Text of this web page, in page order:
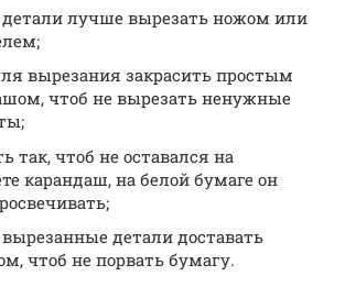
лучше вырезать ножом или
вырезания закрасить простым
чтоб не вырезать ненужные
так, чтоб не оставался на
карандаш, на белой бумаге он
детали доставать
чтоб не порвать бумагу.